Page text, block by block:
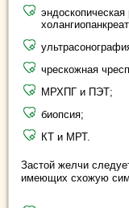
эндоскопическая
чрескожная
МРХПГ и ПЭТ;
биопсия;
КТ и МРТ.
Застой желчи
имеющих схожую